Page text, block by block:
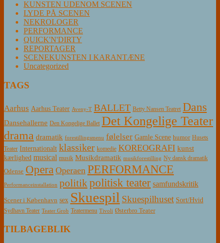
KUNSTEN UDENOM SCENEN
LYDE PÅ SCENEN
NEKROLOGER
PERFORMANCE
QUICK'N'DIRTY
REPORTAGER
SCENEKUNSTEN I KARANTÆNE
Uncategorized
TAGS
Aarhus Aarhus Teater Aveny-T BALLET Betty Nansen Teatret Dans
Dansehallerne Den Kongelige Ballet Det Kongelige Teater
drama dramatik forestillingsmenu følelser Gamle Scene humor Husets
Teater Internationalt klassiker komedie KOREOGRAFI kunst
kærlighed musical musik Musikdramatik musikforestilling Ny dansk dramatik
Odense Opera Operaen PERFORMANCE
Performanceinstallation politik politisk teater samfundskritik
Scener i København sex Skuespil Skuespilhuset Sort/Hvid
Sydhavn Teater Teater Grob Teatermenu Tivoli Østerbro Teater
TILBAGEBLIK